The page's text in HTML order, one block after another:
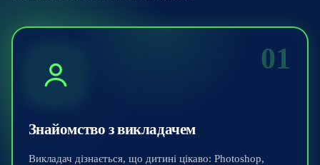
01
Знайомство з викладачем
Викладач дізнається, що дитині цікаво: Photoshop,